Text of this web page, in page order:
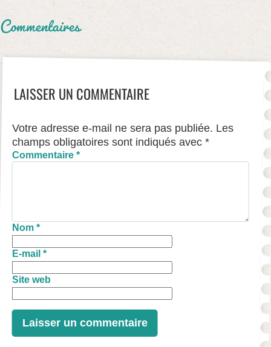
Commentaires
LAISSER UN COMMENTAIRE
Votre adresse e-mail ne sera pas publiée. Les
champs obligatoires sont indiqués avec *
Commentaire *
Nom *
E-mail *
Site web